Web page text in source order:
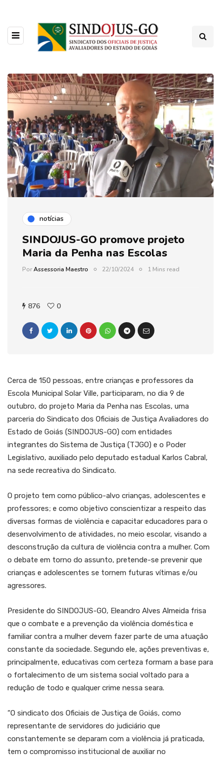
notícias
SINDOJUS-GO promove projeto
Maria da Penha nas Escolas
PorAssessoria Maestro 22/10/2024 1 Mins read
876 0
Cerca de 150 pessoas, entre crianças e professores da
Escola Municipal Solar Ville, participaram, no dia 9 de
outubro, do projeto Maria da Penha nas Escolas, uma
parceria do Sindicato dos Oficiais de Justiça Avaliadores do
Estado de Goiás (SINDOJUS-GO) com entidades
integrantes do Sistema de Justiça (TJGO) e o Poder
Legislativo, auxiliado pelo deputado estadual Karlos Cabral,
na sede recreativa do Sindicato.
O projeto tem como público-alvo crianças, adolescentes e
professores; e como objetivo conscientizar a respeito das
diversas formas de violência e capacitar educadores para o
desenvolvimento de atividades, no meio escolar, visando a
desconstrução da cultura de violência contra a mulher. Com
o debate em torno do assunto, pretende-se prevenir que
crianças e adolescentes se tornem futuras vítimas e/ou
agressores.
Presidente do SINDOJUS-GO, Eleandro Alves Almeida frisa
que o combate e a prevenção da violência doméstica e
familiar contra a mulher devem fazer parte de uma atuação
constante da sociedade. Segundo ele, ações preventivas e,
principalmente, educativas com certeza formam a base para
o fortalecimento de um sistema social voltado para a
redução de todo e qualquer crime nessa seara.
“O sindicato dos Oficiais de Justiça de Goiás, como
representante de servidores do judiciário que
constantemente se deparam com a violência já praticada,
tem o compromisso institucional de auxiliar no